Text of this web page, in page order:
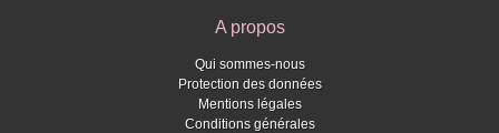
A propos
Qui sommes-nous
Protection des données
Mentions légales
Conditions générales